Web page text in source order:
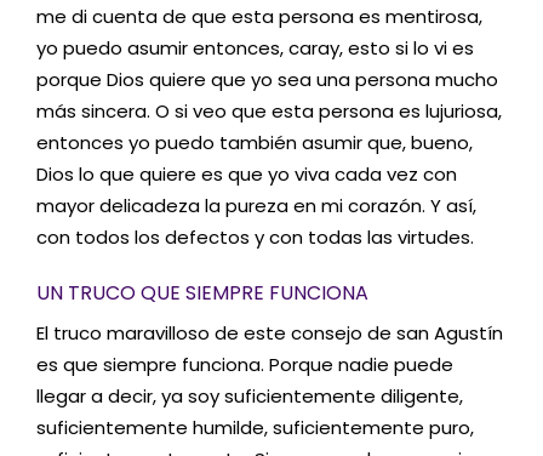
me di cuenta de que esta persona es mentirosa,
yo puedo asumir entonces, caray, esto si lo vi es
porque Dios quiere que yo sea una persona mucho
más sincera. O si veo que esta persona es lujuriosa,
entonces yo puedo también asumir que, bueno,
Dios lo que quiere es que yo viva cada vez con
mayor delicadeza la pureza en mi corazón. Y así,
con todos los defectos y con todas las virtudes.
UN TRUCO QUE SIEMPRE FUNCIONA
El truco maravilloso de este consejo de san Agustín
es que siempre funciona. Porque nadie puede
llegar a decir, ya soy suficientemente diligente,
suficientemente humilde, suficientemente puro,